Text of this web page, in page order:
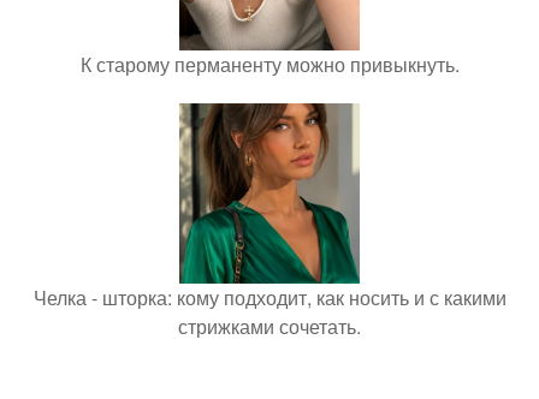
К старому перманенту можно привыкнуть.
Челка - шторка: кому подходит, как носить и с какими
стрижками сочетать.